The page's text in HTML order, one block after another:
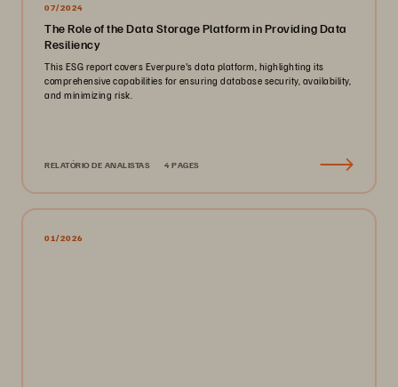
07/2024
The Role of the Data Storage Platform in Providing Data
Resiliency
This ESG report covers Everpure's data platform, highlighting its
comprehensive capabilities for ensuring database security, availability,
and minimizing risk.
RELATÓRIO DE ANALISTAS 4 PAGES
01/2026